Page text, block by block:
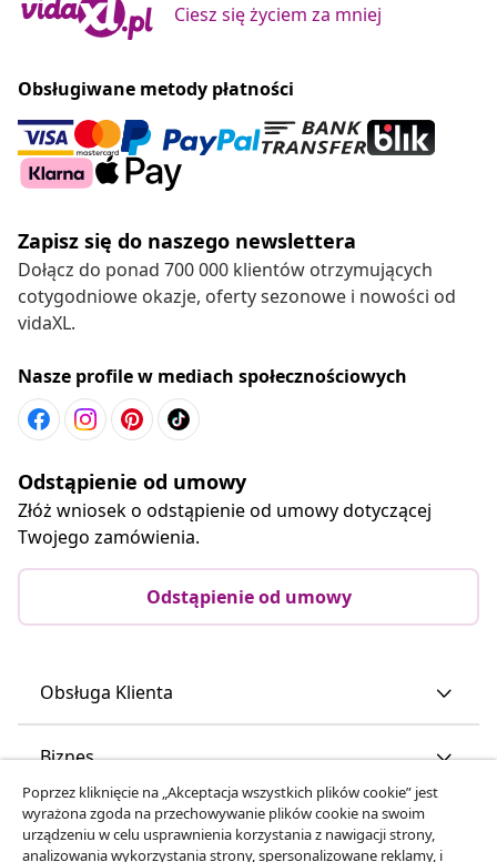
Ciesz się życiem za mniej
Obsługiwane metody płatności
Zapisz się do naszego newslettera
Dołącz do ponad 700 000 klientów otrzymujących
cotygodniowe okazje, oferty sezonowe i nowości od
vidaXL.
Nasze profile w mediach społecznościowych
Odstąpienie od umowy
Złóż wniosek o odstąpienie od umowy dotyczącej
Twojego zamówienia.
Odstąpienie od umowy
Obsługa Klienta
Biznes
vidaXL
Poprzez kliknięcie na „Akceptacja wszystkich plików cookie” jest
wyrażona zgoda na przechowywanie plików cookie na swoim
urządzeniu w celu usprawnienia korzystania z nawigacji strony,
analizowania wykorzystania strony, spersonalizowane reklamy, i